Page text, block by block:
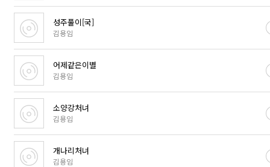
성주풀이[국]
김용임
어제같은이별
김용임
소양강처녀
김용임
개나리처녀
김용임